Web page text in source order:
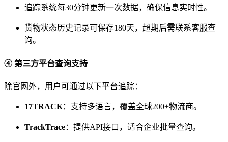
追踪系统每30分钟更新一次数据，确保信息实时性。
货物状态历史记录可保存180天，超期后需联系客服查
询。
④ 第三方平台查询支持
除官网外，用户可通过以下平台追踪：
17TRACK：支持多语言，覆盖全球200+物流商。
TrackTrace：提供API接口，适合企业批量查询。